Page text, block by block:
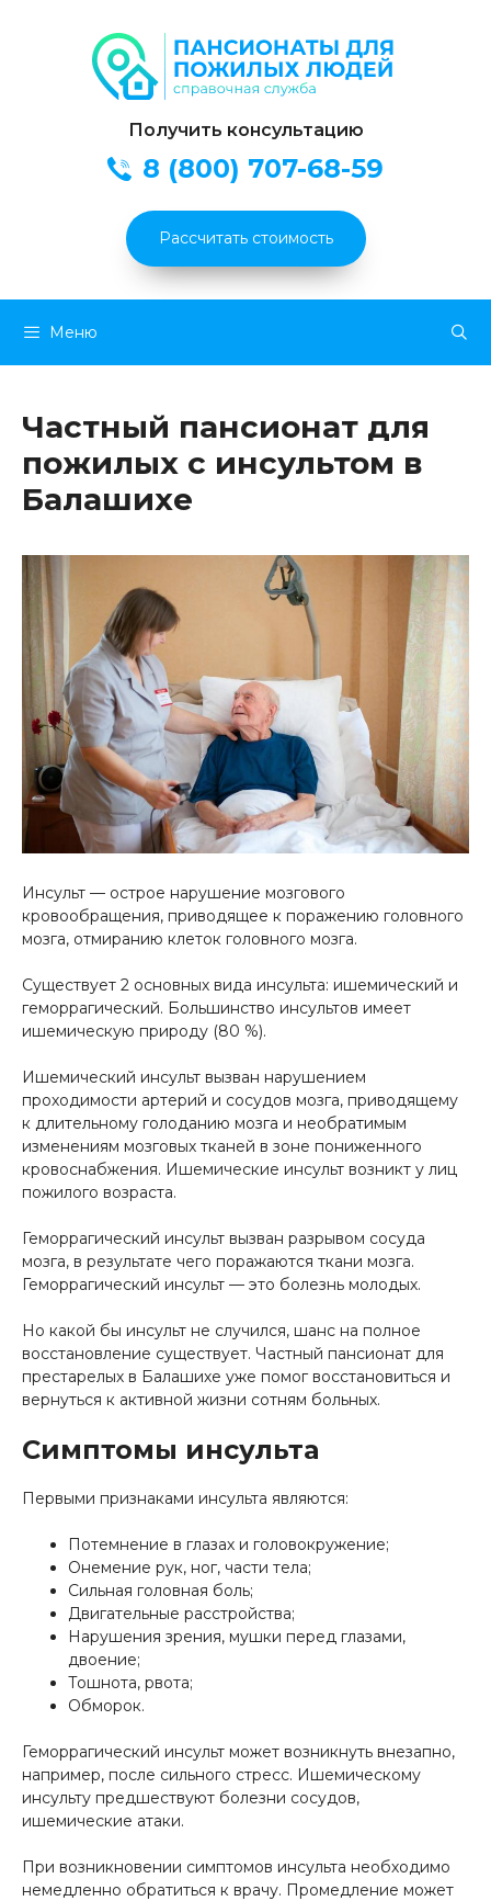
Получить консультацию
8 (800) 707-68-59
Рассчитать стоимость
Меню
Частный пансионат для
пожилых с инсультом в
Балашихе
Инсульт — острое нарушение мозгового
кровообращения, приводящее к поражению головного
мозга, отмиранию клеток головного мозга.
Существует 2 основных вида инсульта: ишемический и
геморрагический. Большинство инсультов имеет
ишемическую природу (80 %).
Ишемический инсульт вызван нарушением
проходимости артерий и сосудов мозга, приводящему
к длительному голоданию мозга и необратимым
изменениям мозговых тканей в зоне пониженного
кровоснабжения. Ишемические инсульт возникт у лиц
пожилого возраста.
Геморрагический инсульт вызван разрывом сосуда
мозга, в результате чего поражаются ткани мозга.
Геморрагический инсульт — это болезнь молодых.
Но какой бы инсульт не случился, шанс на полное
восстановление существует. Частный пансионат для
престарелых в Балашихе уже помог восстановиться и
вернуться к активной жизни сотням больных.
Симптомы инсульта
Первыми признаками инсульта являются:
Потемнение в глазах и головокружение;
Онемение рук, ног, части тела;
Сильная головная боль;
Двигательные расстройства;
Нарушения зрения, мушки перед глазами,
двоение;
Тошнота, рвота;
Обморок.
Геморрагический инсульт может возникнуть внезапно,
например, после сильного стресс. Ишемическому
инсульту предшествуют болезни сосудов,
ишемические атаки.
При возникновении симптомов инсульта необходимо
немедленно обратиться к врачу. Промедление может